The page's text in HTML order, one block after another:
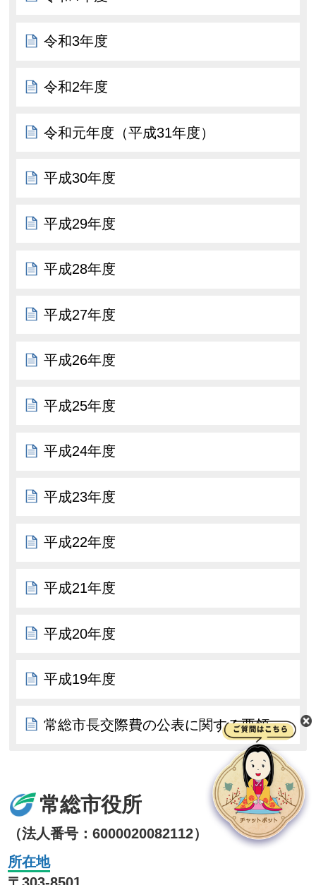
令和3年度
令和2年度
令和元年度（平成31年度）
平成30年度
平成29年度
平成28年度
平成27年度
平成26年度
平成25年度
平成24年度
平成23年度
平成22年度
平成21年度
平成20年度
平成19年度
常総市長交際費の公表に関する要領
常総市役所
（法人番号：6000020082112）
所在地